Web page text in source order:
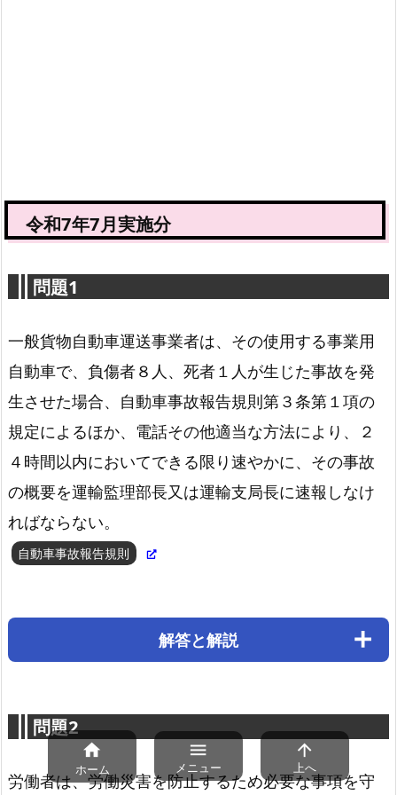
令和7年7月実施分
問題1
一般貨物自動車運送事業者は、その使用する事業用
自動車で、負傷者８人、死者１人が生じた事故を発
生させた場合、自動車事故報告規則第３条第１項の
規定によるほか、電話その他適当な方法により、２
４時間以内においてできる限り速やかに、その事故
の概要を運輸監理部長又は運輸支局長に速報しなけ
ればならない。
自動車事故報告規則
解答と解説
問題2
労働者は、労働災害を防止するため必要な事項を守

ホーム

メニュー

上へ